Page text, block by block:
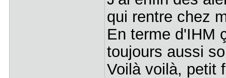
qui rentre chez
En terme d'IHM
toujours aussi
Voilà voilà, petit